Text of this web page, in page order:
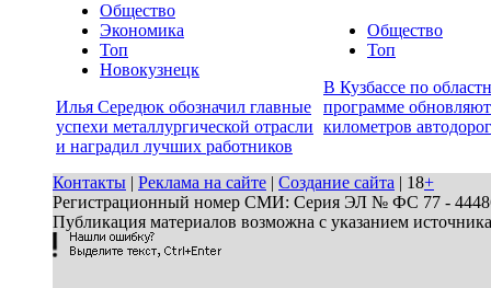
Общество
Экономика
Топ
Новокузнецк
Илья Середюк обозначил главные
успехи металлургической отрасли
и наградил лучших работников
Общество
Топ
В Кузбассе по
программе
километров автодорог
Контакты | Реклама на сайте | Создание сайта | 18+
Регистрационный номер СМИ: Серия ЭЛ № ФС 77 - 44486
Публикация материалов возможна с указанием